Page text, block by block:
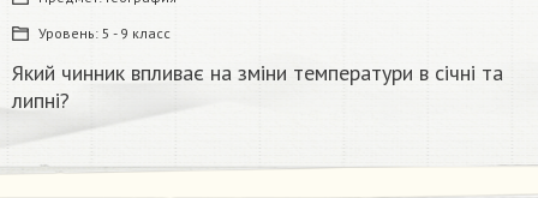
Уровень: 5 - 9 класс
Який чинник впливає на зміни температури в січні та
липні?​